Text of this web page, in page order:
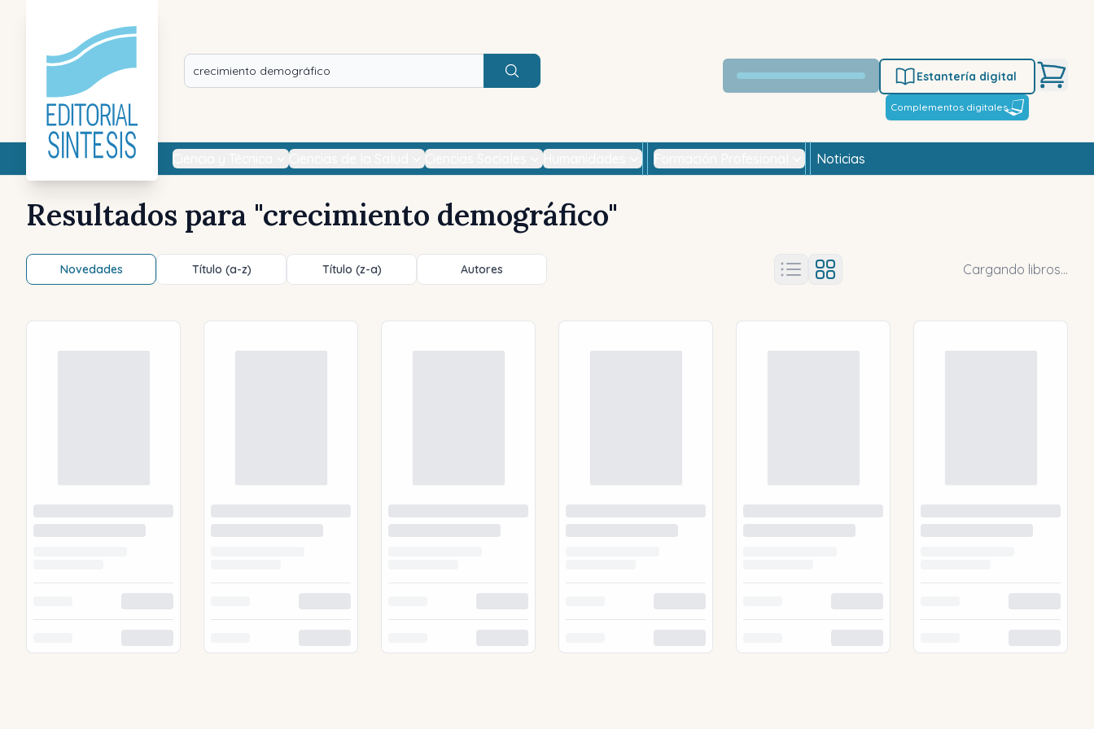
Buscar
Estantería digital
Complementos digitales
Noticias
Resultados para "crecimiento demográfico"
Novedades Título (a-z) Título (z-a) Autores Cargando libros...